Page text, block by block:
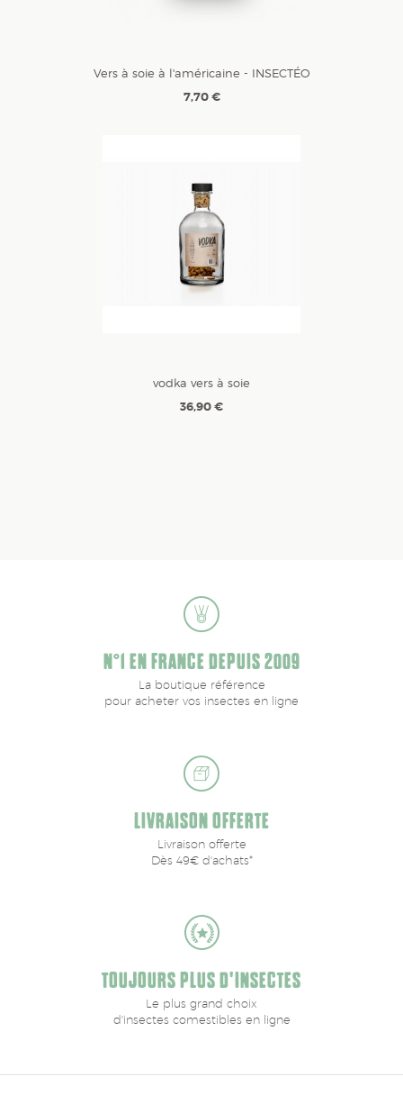
Vers à soie à l'américaine - INSECTÉO
7,70 €
vodka vers à soie
36,90 €
N°1 EN FRANCE DEPUIS 2009
La boutique référence
pour acheter vos insectes en ligne
LIVRAISON OFFERTE
Livraison offerte
Dès 49€ d'achats*
TOUJOURS PLUS D'INSECTES
Le plus grand choix
d'insectes comestibles en ligne